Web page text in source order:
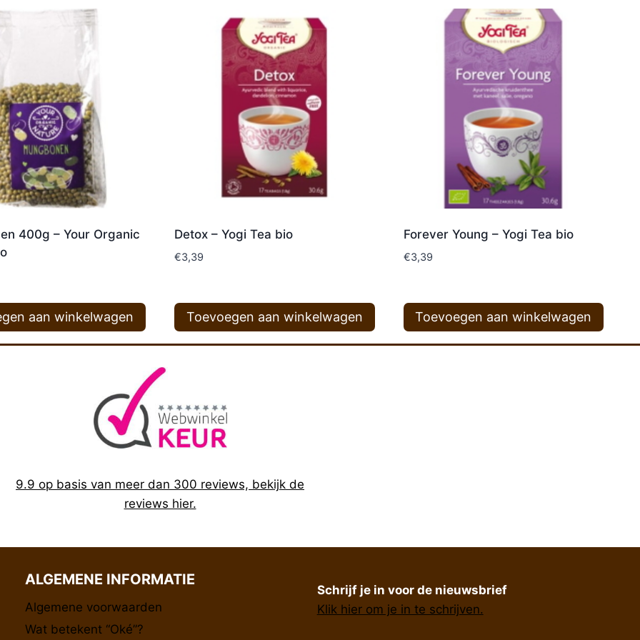
400g – Your Organic
aan winkelwagen
Detox – Yogi Tea bio
€3,39
Toevoegen aan winkelwagen
Forever Young – Yogi Tea bio
€3,39
Toevoegen aan winkelwagen
9.9 op basis van meer dan 300 reviews, bekijk de
reviews hier.
ALGEMENE INFORMATIE
Algemene voorwaarden
Wat betekent “Oké”?
Schrijf je in voor de nieuwsbrief
Klik hier om je in te schrijven.